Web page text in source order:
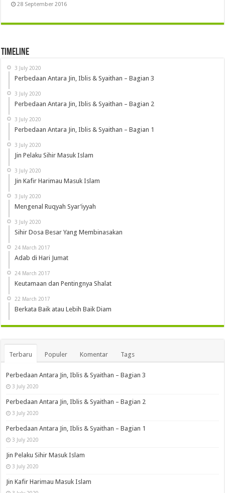
28 September 2016
Timeline
3 July 2020
Perbedaan Antara Jin, Iblis & Syaithan – Bagian 3
3 July 2020
Perbedaan Antara Jin, Iblis & Syaithan – Bagian 2
3 July 2020
Perbedaan Antara Jin, Iblis & Syaithan – Bagian 1
3 July 2020
Jin Pelaku Sihir Masuk Islam
3 July 2020
Jin Kafir Harimau Masuk Islam
3 July 2020
Mengenal Ruqyah Syar’iyyah
3 July 2020
Sihir Dosa Besar Yang Membinasakan
24 March 2017
Adab di Hari Jumat
24 March 2017
Keutamaan dan Pentingnya Shalat
22 March 2017
Berkata Baik atau Lebih Baik Diam
Terbaru Populer Komentar Tags
Perbedaan Antara Jin, Iblis & Syaithan – Bagian 3
3 July 2020
Perbedaan Antara Jin, Iblis & Syaithan – Bagian 2
3 July 2020
Perbedaan Antara Jin, Iblis & Syaithan – Bagian 1
3 July 2020
Jin Pelaku Sihir Masuk Islam
3 July 2020
Jin Kafir Harimau Masuk Islam